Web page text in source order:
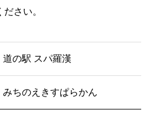
さい。
道の駅 スパ羅漢
みちのえきすぱらかん